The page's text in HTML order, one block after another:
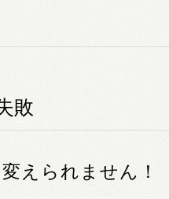
敗
えられません！